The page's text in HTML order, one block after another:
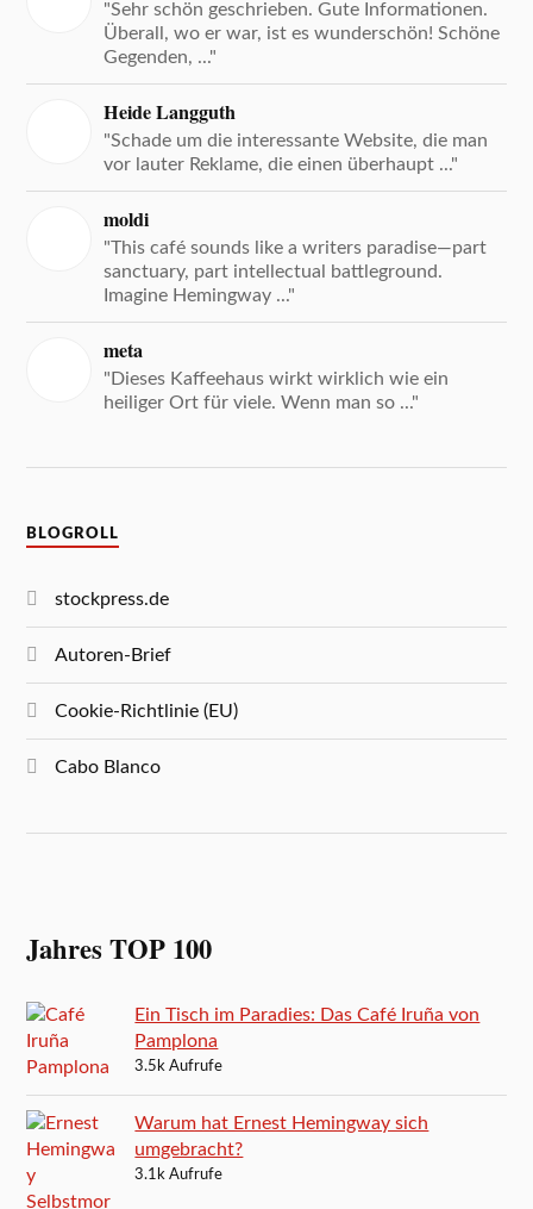
"Sehr schön geschrieben. Gute Informationen.
Überall, wo er war, ist es wunderschön! Schöne
Gegenden, ..."
Heide Langguth
"Schade um die interessante Website, die man
vor lauter Reklame, die einen überhaupt ..."
moldi
"This café sounds like a writers paradise—part
sanctuary, part intellectual battleground.
Imagine Hemingway ..."
meta
"Dieses Kaffeehaus wirkt wirklich wie ein
heiliger Ort für viele. Wenn man so ..."
BLOGROLL
stockpress.de
Autoren-Brief
Cookie-Richtlinie (EU)
Cabo Blanco
Jahres TOP 100
Ein Tisch im Paradies: Das Café Iruña von
Pamplona
3.5k Aufrufe
Warum hat Ernest Hemingway sich
umgebracht?
3.1k Aufrufe